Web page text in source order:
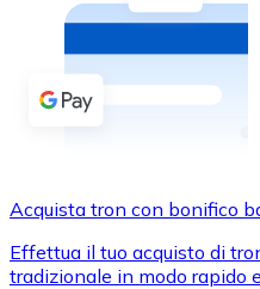
Acquista criptovalute
Acquista con contanti
Bonifico SEPA
Usa le carte Visa e
Acquista tron con bonifico
Effettua il tuo acquisto di
tradizionale in modo rapido e